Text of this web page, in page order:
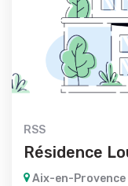
RSS
Résidence
Aix-en-Provence